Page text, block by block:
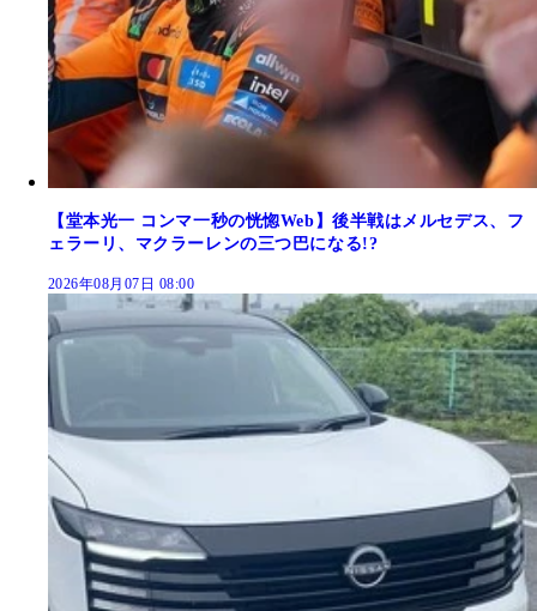
【堂本光一 コンマ一秒の恍惚Web】後半戦はメルセデス、フ
ェラーリ、マクラーレンの三つ巴になる!?
2026年08月07日 08:00